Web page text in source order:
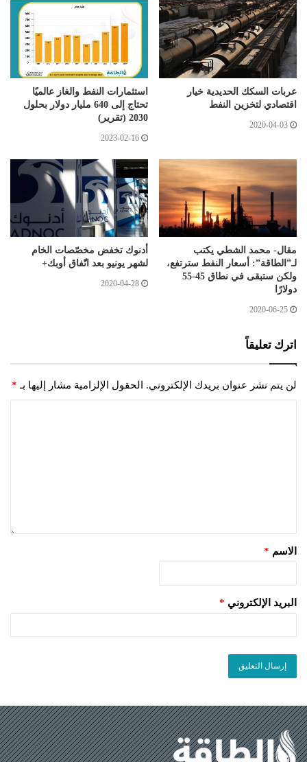
عربات السكك الحديدية خيار
اقتصادي لتخزين النفط
2020-04-03
استثمارات النفط والغاز عالميًا
تحتاج إلى 640 مليار دولار بحلول
2030 (تقرير)
2023-02-16
مقال- محمد الشطي يكتب
لـ”الطاقة”: أسعار النفط سترتفع،
ولكن ستبقى في نطاق 45-55
دولارًا
2020-06-25
أدنوك تخفض مخصّصات الخام
لشهر يونيو بعد اتّفاق أوبك+
2020-04-28
اترك تعليقاً
لن يتم نشر عنوان بريدك الإلكتروني. الحقول الإلزامية مشار إليها بـ *
الاسم *
البريد الإلكتروني *